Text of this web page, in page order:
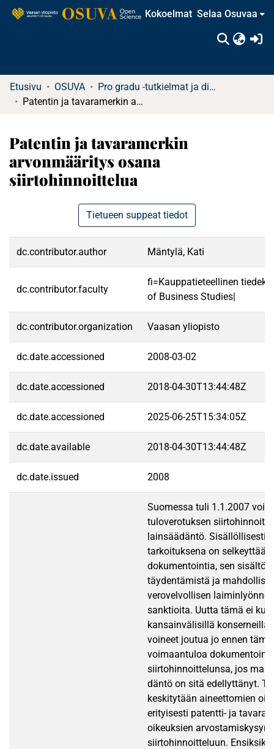
Kokoelmat Selaa Osuvaa
Etusivu OSUVA
Pro gradu -tutkielmat ja diplomityöt
Patentin ja tavaramerkin arvonmääritys osana siirtohinnoittelua
Patentin ja tavaramerkin
arvonmääritys osana
siirtohinnoittelua
Tietueen suppeat tiedot
dc.contributor.author Mäntylä, Kati
dc.contributor.faculty
fi=Kauppatieteellinen
of Business Studies|
dc.contributor.organization Vaasan yliopisto
dc.date.accessioned 2008-03-02
dc.date.accessioned 2018-04-30T13:44:48Z
dc.date.accessioned 2025-06-25T15:34:05Z
dc.date.available 2018-04-30T13:44:48Z
dc.date.issued 2008
Suomessa tuli 1.1.2007
tuloverotuksen
lainsäädäntö. Sisällöllisesti
tarkoituksena on selkeyttää
dokumentointia, sen
täydentämistä ja mahdollisia
verovelvollisen
sanktioita. Uutta tämä ei
kansainvälisillä konserneilla,
voineet joutua jo ennen
voimaantuloa
siirtohinnoittelunsa, jos
däntö on sitä edellyttänyt.
keskitytään aineettomien
erityisesti patentti- ja
oikeuksien
siirtohinnoitteluun.